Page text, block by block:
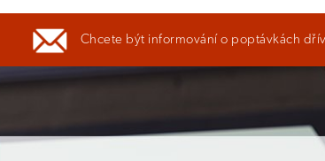
Chcete být informování o poptávkách